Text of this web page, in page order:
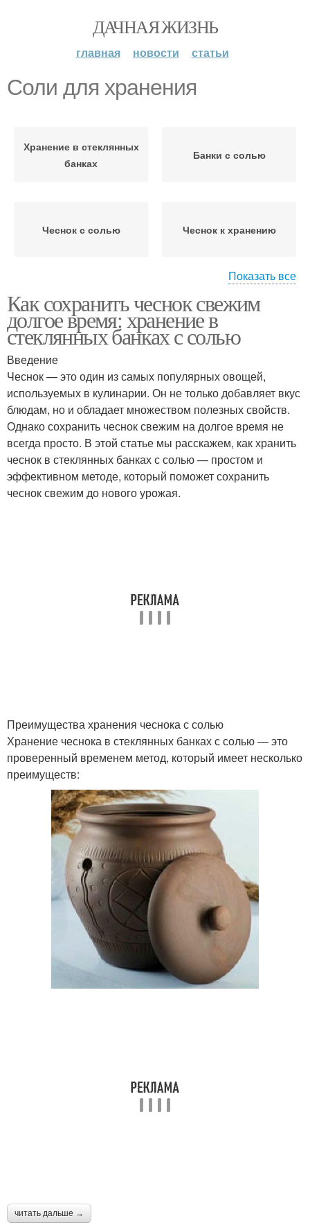
ДАЧНАЯ ЖИЗНЬ
главная новости статьи
Соли для хранения
Хранение в стеклянных
банках
Банки с солью
Чеснок с солью Чеснок к хранению
Хранение в масле
холодильнике
Соль в банку Ошибки при хранении
Показать все
Как сохранить чеснок свежим
долгое время: хранение в
стеклянных банках с солью
Введение
Чеснок — это один из самых популярных овощей,
используемых в кулинарии. Он не только добавляет вкус
блюдам, но и обладает множеством полезных свойств.
Однако сохранить чеснок свежим на долгое время не
всегда просто. В этой статье мы расскажем, как хранить
чеснок в стеклянных банках с солью — простом и
эффективном методе, который поможет сохранить
чеснок свежим до нового урожая.
Преимущества хранения чеснока с солью
Хранение чеснока в стеклянных банках с солью — это
проверенный временем метод, который имеет несколько
преимуществ:
читать дальше →